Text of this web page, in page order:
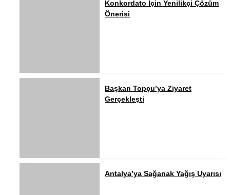
Konkordato İçin Yenilikçi Çözüm
Önerisi
Başkan Topçu’ya Ziyaret
Gerçekleşti
Antalya’ya Sağanak Yağış Uyarısı